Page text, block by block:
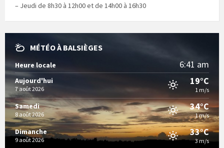
– Jeudi de 8h30 à 12h00 et de 14h00 à 16h30
MÉTÉO À BALSIÈGES
Heure locale 6:41 am
Aujourd'hui
7 août 2026
19°C
1 m/s
Samedi
8 août 2026
34°C
1 m/s
Dimanche
9 août 2026
33°C
3 m/s